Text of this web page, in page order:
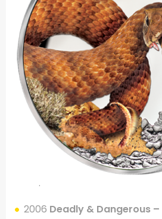
.
2006 Deadly & Dangerous –